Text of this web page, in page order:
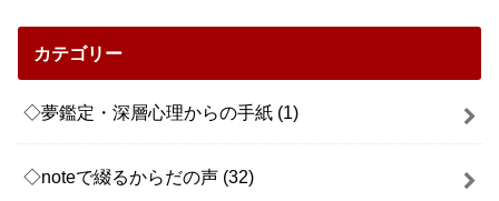
カテゴリー
◇夢鑑定・深層心理からの手紙 (1)
◇noteで綴るからだの声 (32)